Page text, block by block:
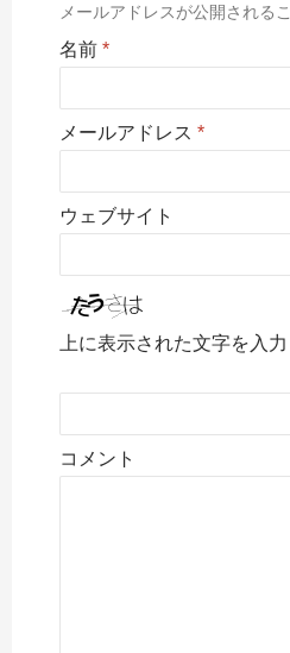
メールアドレスが公開される
名前 *
メールアドレス *
ウェブサイト
上に表示された文字を入
コメント